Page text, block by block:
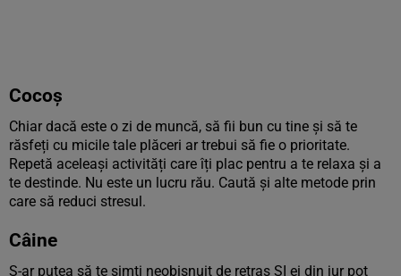
Cocoș
Chiar dacă este o zi de muncă, să fii bun cu tine și să te
răsfeți cu micile tale plăceri ar trebui să fie o prioritate.
Repetă aceleași activități care îți plac pentru a te relaxa și a
te destinde. Nu este un lucru rău. Caută și alte metode prin
care să reduci stresul.
Câine
S-ar putea să te simți neobișnuit de retras ȘI ei din jur pot